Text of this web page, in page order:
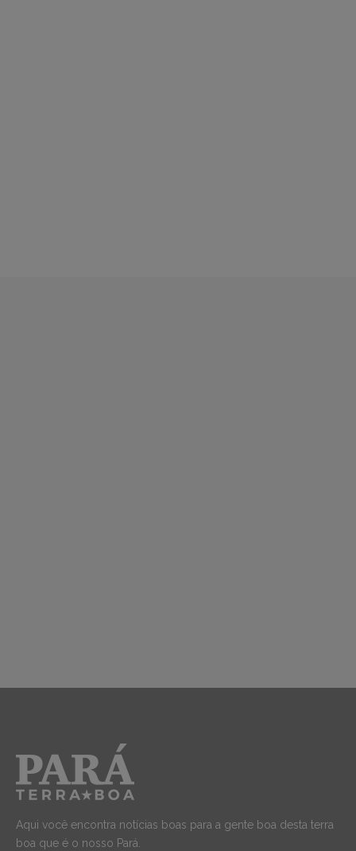
Aqui você encontra notícias boas para a gente boa desta terra
boa que é o nosso Pará.